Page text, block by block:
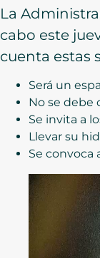
La
cabo este
cuenta estas
Será un
No se debe
Se invita a
Llevar su
Se convoca